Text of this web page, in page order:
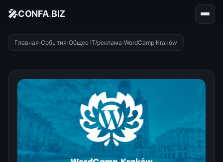
🎤CONFA.BIZ
Главная›События›Общее IT/реклама›WordCamp Kraków